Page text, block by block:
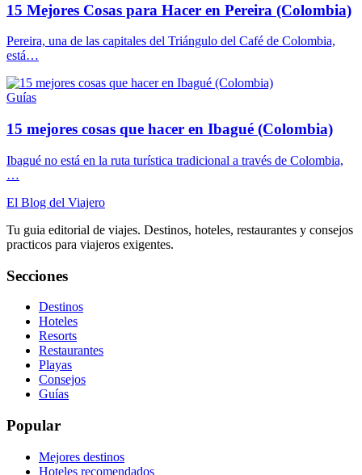
15 Mejores Cosas para Hacer en Pereira (Colombia)
Pereira, una de las capitales del Triángulo del Café de Colombia,
está…
Guías
15 mejores cosas que hacer en Ibagué (Colombia)
Ibagué no está en la ruta turística tradicional a través de Colombia,
…
El Blog del Viajero
Tu guia editorial de viajes. Destinos, hoteles, restaurantes y consejos
practicos para viajeros exigentes.
Secciones
Destinos
Hoteles
Resorts
Restaurantes
Playas
Consejos
Guías
Popular
Mejores destinos
Hoteles recomendados